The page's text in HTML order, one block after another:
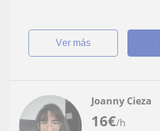
ver más
16€/h
Joanny Cieza